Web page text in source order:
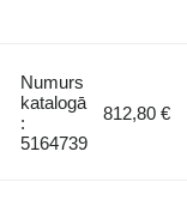
Numurs
katalogā
:
5164739
812,80 €